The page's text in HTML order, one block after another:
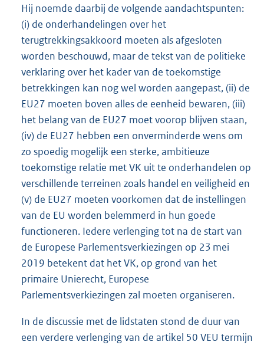
Hij noemde daarbij de volgende aandachtspunten:
(i) de onderhandelingen over het
terugtrekkingsakkoord moeten als afgesloten
worden beschouwd, maar de tekst van de politieke
verklaring over het kader van de toekomstige
betrekkingen kan nog wel worden aangepast, (ii) de
EU27 moeten boven alles de eenheid bewaren, (iii)
het belang van de EU27 moet voorop blijven staan,
(iv) de EU27 hebben een onverminderde wens om
zo spoedig mogelijk een sterke, ambitieuze
toekomstige relatie met VK uit te onderhandelen op
verschillende terreinen zoals handel en veiligheid en
(v) de EU27 moeten voorkomen dat de instellingen
van de EU worden belemmerd in hun goede
functioneren. Iedere verlenging tot na de start van
de Europese Parlementsverkiezingen op 23 mei
2019 betekent dat het VK, op grond van het
primaire Unierecht, Europese
Parlementsverkiezingen zal moeten organiseren.
In de discussie met de lidstaten stond de duur van
een verdere verlenging van de artikel 50 VEU termijn